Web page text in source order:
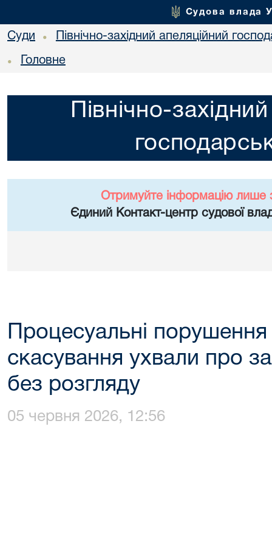
Судова влада
Суди • Північно-західний апеляційний
• Головне
Північно-
Отримуйте інформацію лише
Єдиний Контакт-центр судової
Процесуальні порушення
скасування ухвали про
без розгляду
05 червня 2026, 12:56